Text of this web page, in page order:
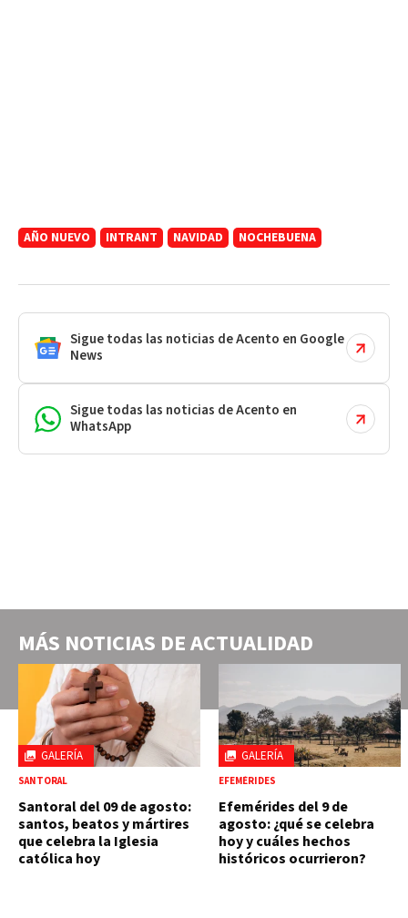
AÑO NUEVO INTRANT NAVIDAD NOCHEBUENA
Sigue todas las noticias de Acento en Google
News
Sigue todas las noticias de Acento en
WhatsApp
MÁS NOTICIAS DEACTUALIDAD
GALERÍA
SANTORAL
Santoral del 09 de agosto:
santos, beatos y mártires
que celebra la Iglesia
católica hoy
GALERÍA
EFEMÉRIDES
Efemérides del 9 de
agosto: ¿qué se celebra
hoy y cuáles hechos
históricos ocurrieron?